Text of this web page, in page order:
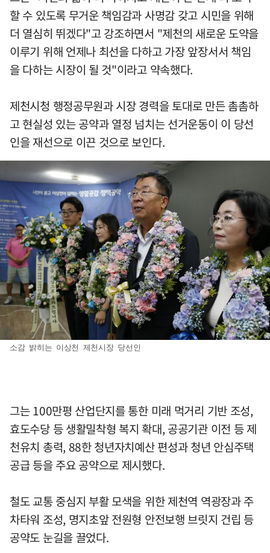
할 수 있도록 무거운 책임감과 사명감 갖고 시민을 위해
더 열심히 뛰겠다"고 강조하면서 "제천의 새로운 도약을
이루기 위해 언제나 최선을 다하고 가장 앞장서서 책임
을 다하는 시장이 될 것"이라고 약속했다.
제천시청 행정공무원과 시장 경력을 토대로 만든 촘촘하
고 현실성 있는 공약과 열정 넘치는 선거운동이 이 당선
인을 재선으로 이끈 것으로 보인다.
소감 밝히는 이상천 제천시장 당선인
그는 100만평 산업단지를 통한 미래 먹거리 기반 조성,
효도수당 등 생활밀착형 복지 확대, 공공기관 이전 등 제
천유치 총력, 88한 청년자치예산 편성과 청년 안심주택
공급 등을 주요 공약으로 제시했다.
철도 교통 중심지 부활 모색을 위한 제천역 역광장과 주
차타워 조성, 명지초앞 전원형 안전보행 브릿지 건립 등
공약도 눈길을 끌었다.